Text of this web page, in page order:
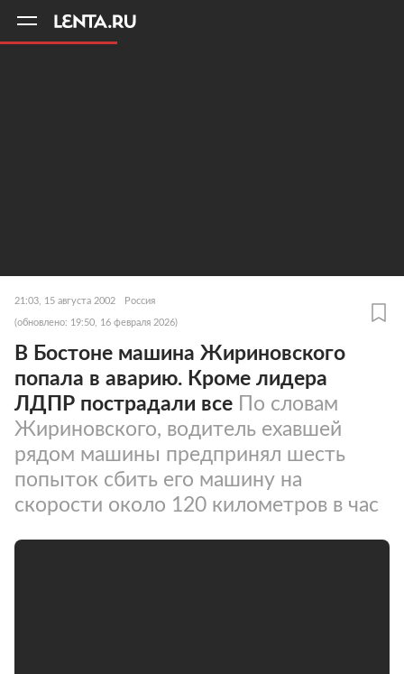
21:03, 15 августа 2002 Россия
(обновлено: 19:50, 16 февраля 2026)
В Бостоне машина Жириновского
попала в аварию. Кроме лидера
ЛДПР пострадали все По словам
Жириновского, водитель ехавшей
рядом машины предпринял шесть
попыток сбить его машину на
скорости около 120 километров в час